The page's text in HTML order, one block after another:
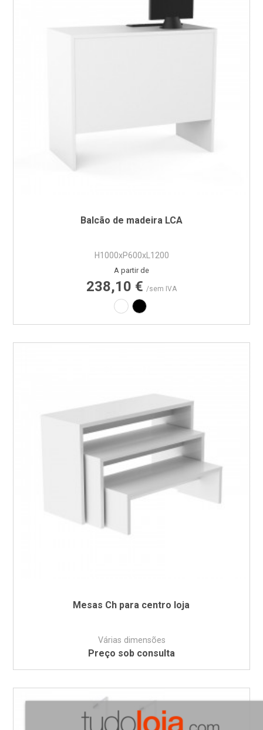
Balcão de madeira LCA
H1000xP600xL1200
Preço
A partir de
238,10 € /sem IVA
Laminado branco
Laminado preto
Mesas Ch para centro loja
Várias dimensões
Preço sob consulta